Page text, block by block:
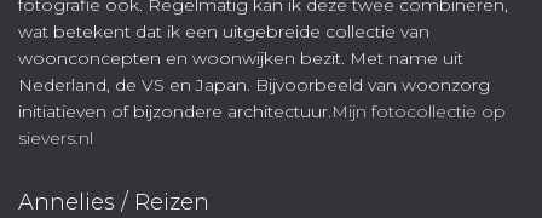
fotografie ook. Regelmatig kan ik deze twee combineren,
wat betekent dat ik een uitgebreide collectie van
woonconcepten en woonwijken bezit. Met name uit
Nederland, de VS en Japan. Bijvoorbeeld van woonzorg
initiatieven of bijzondere architectuur.Mijn fotocollectie op
sievers.nl
Annelies / Reizen